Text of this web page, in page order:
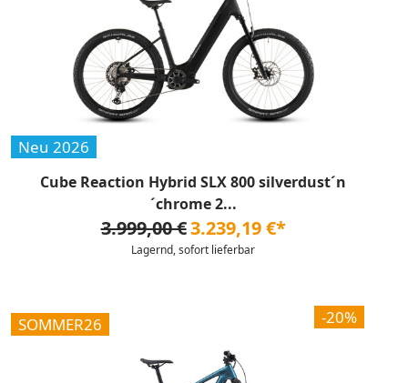
Neu 2026
Cube Reaction Hybrid SLX 800 silverdust´n
´chrome 2...
3.999,00 €3.239,19 €*
Lagernd, sofort lieferbar
-20%
SOMMER26